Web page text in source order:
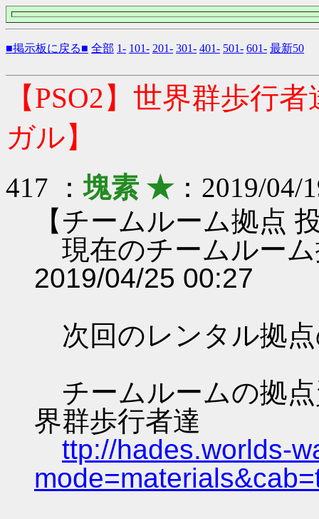
■掲示板に戻る■ 全部 1- 101- 201- 301- 401- 501- 601- 最新50
【PSO2】世界群歩行
ガル】
417 ：塊素 ★：2019/04/
【チームルーム拠点
現在のチームルー
2019/04/25 00:27
次回のレンタル拠
チームルームの拠
界群歩行者達
ttp://hades.worlds-